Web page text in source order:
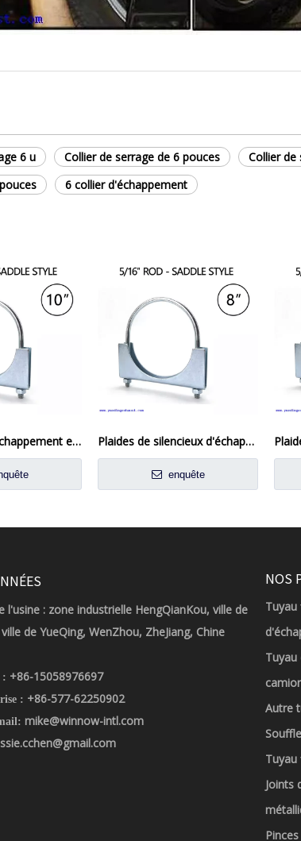
6 u Collier de serrage de 6 pouces Collier de
6 collier d'échappement
10 'Crampe d'échappement en acier silencieux Plaides de silencieux d'échappement à échappement à zinc lourds 8 '
enquête
l'usine : zone industrielle HengQianKou, ville de
de YueQing, WenZhou, ZheJiang, Chine
: +86-15058976697
: +86-577-62250902
mike@winnow-intl.com
NOS
Tuyau
Autre
Joints
Pinces